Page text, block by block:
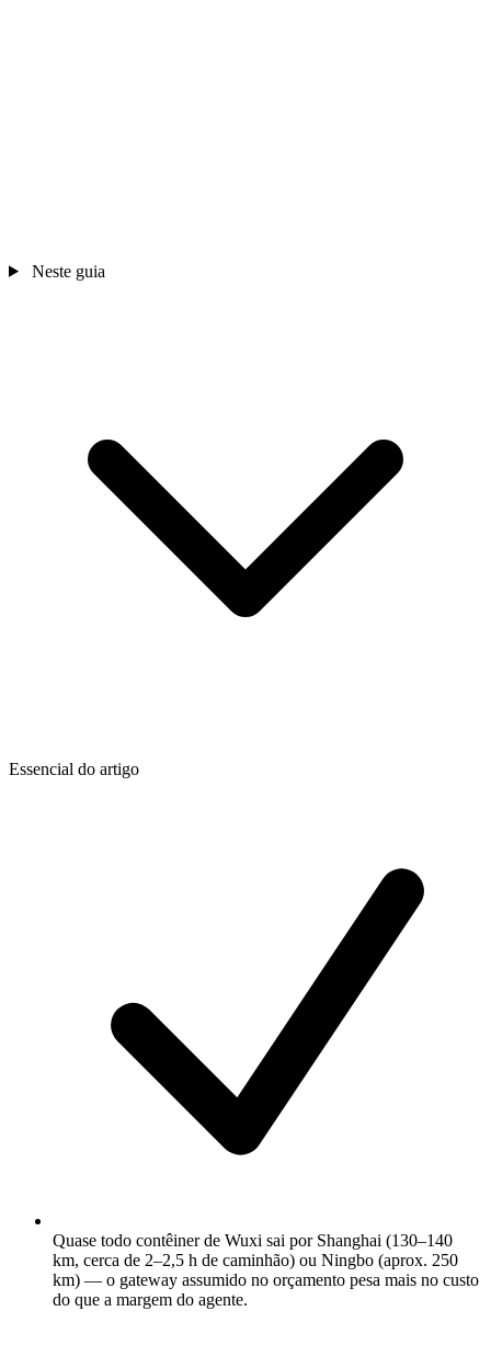
Neste guia
Essencial do artigo
Quase todo contêiner de Wuxi sai por Shanghai (130–140
km, cerca de 2–2,5 h de caminhão) ou Ningbo (aprox. 250
km) — o gateway assumido no orçamento pesa mais no custo
do que a margem do agente.